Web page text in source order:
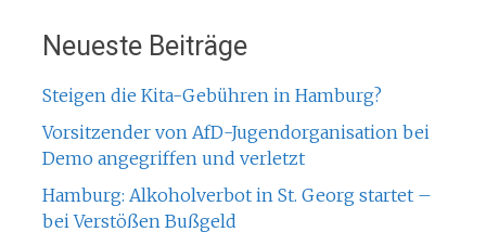
Neueste Beiträge
Steigen die Kita-Gebühren in Hamburg?
Vorsitzender von AfD-Jugendorganisation bei
Demo angegriffen und verletzt
Hamburg: Alkoholverbot in St. Georg startet –
bei Verstößen Bußgeld